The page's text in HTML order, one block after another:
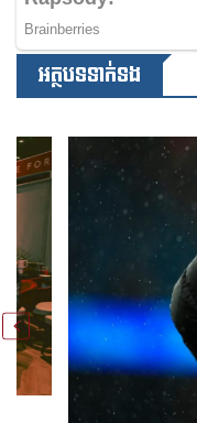
អត្ថបទទាក់ទង